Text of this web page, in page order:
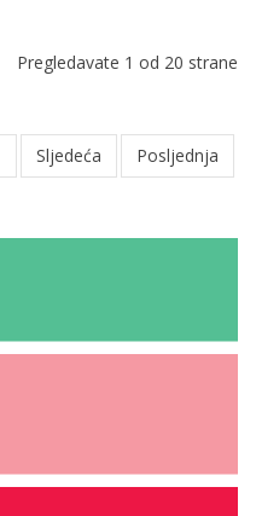
Pregledavate 1 od 20 strane
Sljedeća Posljednja